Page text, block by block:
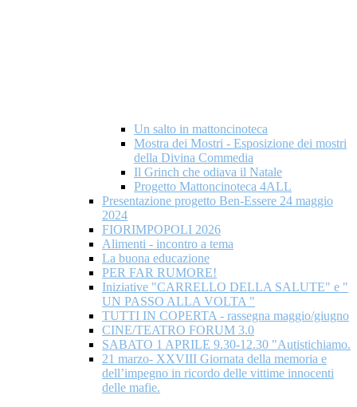
Un salto in mattoncinoteca
Mostra dei Mostri - Esposizione dei mostri
della Divina Commedia
Il Grinch che odiava il Natale
Progetto Mattoncinoteca 4ALL
Presentazione progetto Ben-Essere 24 maggio
2024
FIORIMPOPOLI 2026
Alimenti - incontro a tema
La buona educazione
PER FAR RUMORE!
Iniziative "CARRELLO DELLA SALUTE" e "
UN PASSO ALLA VOLTA "
TUTTI IN COPERTA - rassegna maggio/giugno
CINE/TEATRO FORUM 3.0
SABATO 1 APRILE 9.30-12.30 "Autistichiamo.
21 marzo- XXVIII Giornata della memoria e
dell’impegno in ricordo delle vittime innocenti
delle mafie.